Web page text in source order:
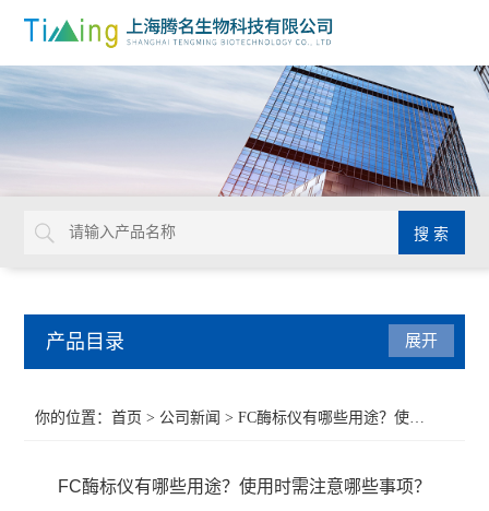
产品目录 展开
你的位置：首页 > 公司新闻 > FC酶标仪有哪些用途？使用时需注意哪些事项？
FC酶标仪有哪些用途？使用时需注意哪些事项？